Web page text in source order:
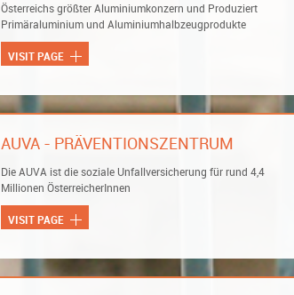
Österreichs größter Aluminiumkonzern und Produziert
Primäraluminium und Aluminiumhalbzeugprodukte
VISIT PAGE
AUVA - PRÄVENTIONSZENTRUM
Die AUVA ist die soziale Unfallversicherung für rund 4,4
Millionen ÖsterreicherInnen
VISIT PAGE